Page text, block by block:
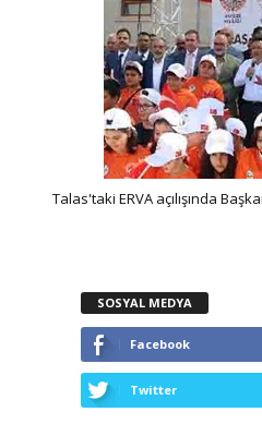
Talas'taki ERVA açılışında
SOSYAL MEDYA
Facebook
Twitter